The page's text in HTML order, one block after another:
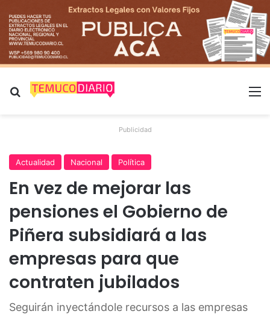
Buscar por
Publicidad
Actualidad Nacional Política
En vez de mejorar las
pensiones el Gobierno de
Piñera subsidiará a las
empresas para que
contraten jubilados
Seguirán inyectándole recursos a las empresas